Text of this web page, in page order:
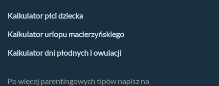
Kalkulator płci dziecka
Kalkulator urlopu macierzyńskiego
Kalkulator dni płodnych i owulacji
Po więcej parentingowych tipów napisz na